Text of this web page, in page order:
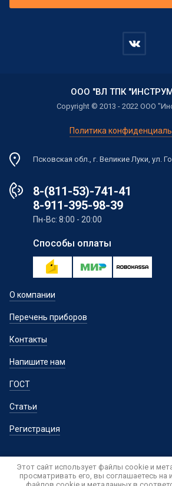
ООО "ВЛ ТПК
Copyright © 2013 - 2022 ООО
Политика
Псковская обл., г. Великие Луки, ул.
8-(811-53)-741-41
8-911-395-98-39
Пн-Вс: 8:00 - 20:00
Способы оплаты
О компании
Перечень приборов
Контакты
Напишите нам
ГОСТ
Статьи
Регистрация
Этот сайт использует файлы cookie и
просматривать его, вы соглашаетесь на